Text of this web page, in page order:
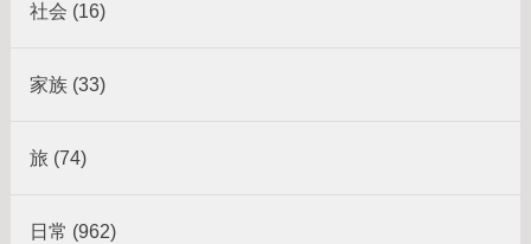
社会 (16)
家族 (33)
旅 (74)
日常 (962)